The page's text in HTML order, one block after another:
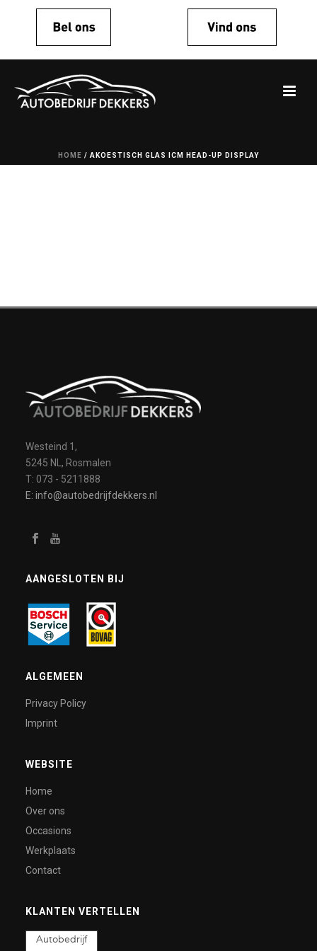
HOME / AKOESTISCH GLAS ICM HEAD-UP DISPLAY
Westeind 1,
5245 NL, Rosmalen
T: 073 - 5211888
E: info@autobedrijfdekkers.nl
AANGESLOTEN BIJ
ALGEMEEN
Privacy Policy
Imprint
WEBSITE
Home
Over ons
Occasions
Werkplaats
Contact
KLANTEN VERTELLEN
Autobedrijf